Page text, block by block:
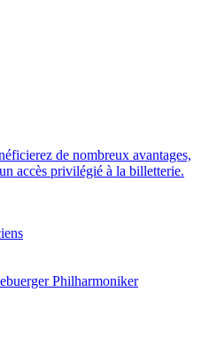
de nombreux avantages,
accès privilégié à la billetterie.
Philharmoniker